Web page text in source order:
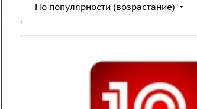
По популярности (возрастание)